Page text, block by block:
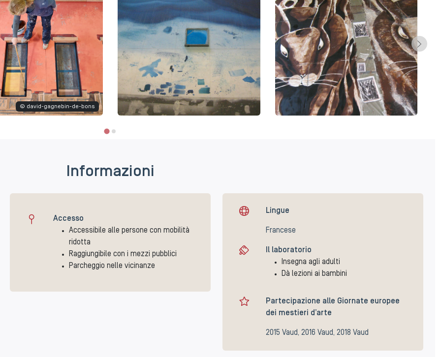
© david-gagnebin-de-bons
Informazioni
Accesso
Accessibile alle persone con mobilità
ridotta
Raggiungibile con i mezzi pubblici
Parcheggio nelle vicinanze
Lingue
Francese
Il laboratorio
Insegna agli adulti
Dà lezioni ai bambini
Partecipazione alle Giornate europee
dei mestieri d’arte
2015 Vaud, 2016 Vaud, 2018 Vaud